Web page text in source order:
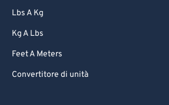
Lbs A Kg
Kg A Lbs
Feet A Meters
Convertitore di unità